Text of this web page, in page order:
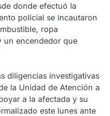
donde efectuó la
policial se incautaron
ropa
un encendedor que
diligencias investigativas
la Unidad de Atención a
a la afectada y su
este lunes ante